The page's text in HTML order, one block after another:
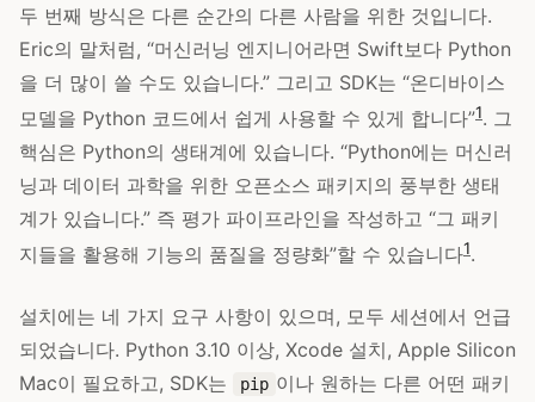
두 번째 방식은 다른 순간의 다른 사람을 위한 것입니다.
Eric의 말처럼, “머신러닝 엔지니어라면 Swift보다 Python
을 더 많이 쓸 수도 있습니다.” 그리고 SDK는 “온디바이스
모델을 Python 코드에서 쉽게 사용할 수 있게 합니다”1. 그
핵심은 Python의 생태계에 있습니다. “Python에는 머신러
닝과 데이터 과학을 위한 오픈소스 패키지의 풍부한 생태
계가 있습니다.” 즉 평가 파이프라인을 작성하고 “그 패키
지들을 활용해 기능의 품질을 정량화”할 수 있습니다1.
설치에는 네 가지 요구 사항이 있으며, 모두 세션에서 언급
되었습니다. Python 3.10 이상, Xcode 설치, Apple Silicon
Mac이 필요하고, SDK는
pip 이나 원하는 다른 어떤 패키